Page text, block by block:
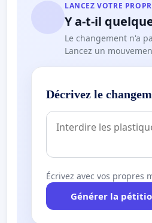
LANCEZ VOTRE
Y a-t-il
Le changement n'a
Lancez un
Décrivez le
Écrivez avec vos propres
Générer la